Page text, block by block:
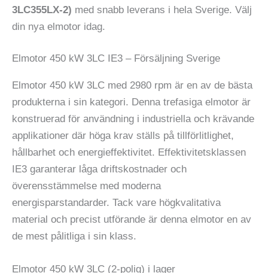
3LC355LX-2) med snabb leverans i hela Sverige. Välj
din nya elmotor idag.
Elmotor 450 kW 3LC IE3 – Försäljning Sverige
Elmotor 450 kW 3LC med 2980 rpm är en av de bästa
produkterna i sin kategori. Denna trefasiga elmotor är
konstruerad för användning i industriella och krävande
applikationer där höga krav ställs på tillförlitlighet,
hållbarhet och energieffektivitet. Effektivitetsklassen
IE3 garanterar låga driftskostnader och
överensstämmelse med moderna
energisparstandarder. Tack vare högkvalitativa
material och precist utförande är denna elmotor en av
de mest pålitliga i sin klass.
Elmotor 450 kW 3LC (2-polig) i lager